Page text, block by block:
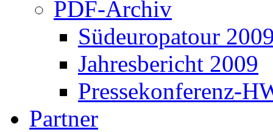
PDF-Archiv
Südeuropatour
Jahresbericht 2009
Pressekonferenz-
Partner